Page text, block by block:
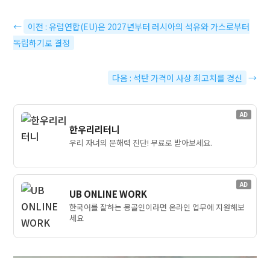
← 이전 : 유럽연합(EU)은 2027년부터 러시아의 석유와 가스로부터
독립하기로 결정
다음 : 석탄 가격이 사상 최고치를 경신 →
AD
한우리리터니
우리 자녀의 문해력 진단! 무료로 받아보세요.
AD
UB ONLINE WORK
한국어를 잘하는 몽골인이라면 온라인 업무에 지원해보
세요